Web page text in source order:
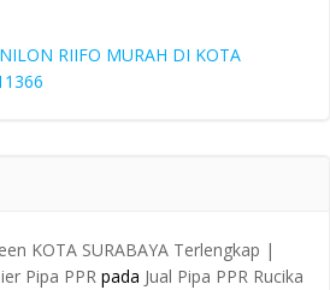
RIIFO MURAH DI KOTA
KOTA SURABAYA Terlengkap |
Pipa PPR pada Jual Pipa PPR Rucika